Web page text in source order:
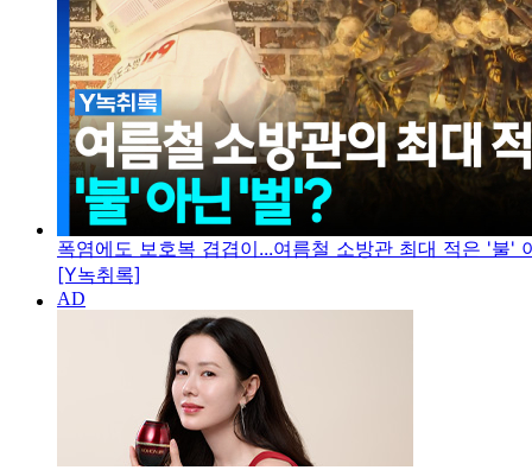
폭염에도 보호복 겹겹이...여름철 소방관 최대 적은 '불'
[Y녹취록]